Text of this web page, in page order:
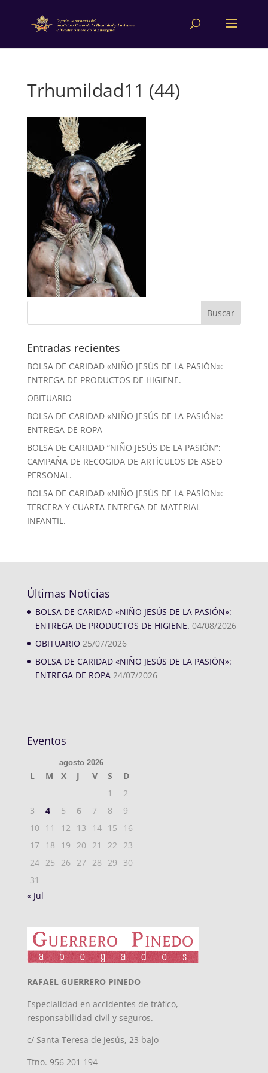
Trhumildad11 (44)
Entradas recientes
BOLSA DE CARIDAD «NIÑO JESÚS DE LA PASIÓN»:
ENTREGA DE PRODUCTOS DE HIGIENE.
OBITUARIO
BOLSA DE CARIDAD «NIÑO JESÚS DE LA PASIÓN»:
ENTREGA DE ROPA
BOLSA DE CARIDAD “NIÑO JESÚS DE LA PASIÓN”:
CAMPAÑA DE RECOGIDA DE ARTÍCULOS DE ASEO
PERSONAL.
BOLSA DE CARIDAD «NIÑO JESÚS DE LA PASÍON»:
TERCERA Y CUARTA ENTREGA DE MATERIAL
INFANTIL.
Últimas Noticias
BOLSA DE CARIDAD «NIÑO JESÚS DE LA PASIÓN»:
ENTREGA DE PRODUCTOS DE HIGIENE. 04/08/2026
OBITUARIO 25/07/2026
BOLSA DE CARIDAD «NIÑO JESÚS DE LA PASIÓN»:
ENTREGA DE ROPA 24/07/2026
Eventos
agosto 2026
L M X J V S
D
1
2
3
4 5 6 7 8
9
10
11 12 13 14 15
16
17
18 19 20 21 22
23
24 25 26 27 28 29
30
31
« Jul
RAFAEL GUERRERO PINEDO
Especialidad en accidentes de tráfico,
responsabilidad civil y seguros.
c/ Santa Teresa de Jesús, 23 bajo
Tfno. 956 201 194